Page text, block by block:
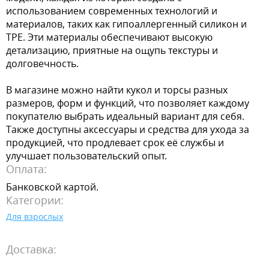
использованием современных технологий и
материалов, таких как гипоаллергенный силикон и
TPE. Эти материалы обеспечивают высокую
детализацию, приятные на ощупь текстуры и
долговечность.
В магазине можно найти кукол и торсы разных
размеров, форм и функций, что позволяет каждому
покупателю выбрать идеальный вариант для себя.
Также доступны аксессуары и средства для ухода за
продукцией, что продлевает срок её службы и
улучшает пользовательский опыт.
Оплата:
Банковской картой.
Категории:
Для взрослых
Доставка: